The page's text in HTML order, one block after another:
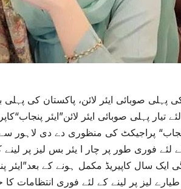
پہلی صوبائی ایئر لائن، پاکستان کی
لئے تیار پہلی صوبائی ایئر لائن”ایئر
پراجیکٹ کی منظوری دے دی لاہور
فوری طور پر چار ا یئر بس لیز پر لینے کا
سال کاپیریڈ مکمل ہونے کے بعد”ایئر
لیز پر لینے کے لئے فوری انتظامات